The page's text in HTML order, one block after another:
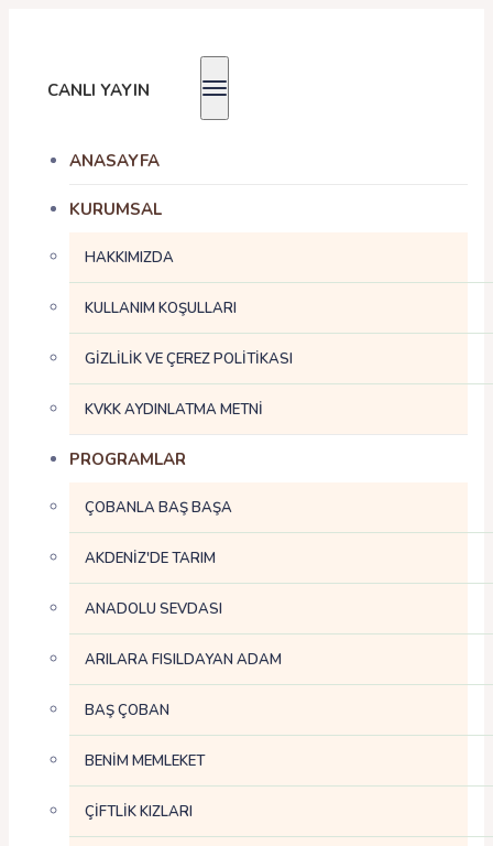
CANLI YAYIN
ANASAYFA
KURUMSAL
HAKKIMIZDA
KULLANIM KOŞULLARI
GİZLİLİK VE ÇEREZ POLİTİKASI
KVKK AYDINLATMA METNİ
PROGRAMLAR
ÇOBANLA BAŞ BAŞA
AKDENİZ'DE TARIM
ANADOLU SEVDASI
ARILARA FISILDAYAN ADAM
BAŞ ÇOBAN
BENİM MEMLEKET
ÇİFTLİK KIZLARI